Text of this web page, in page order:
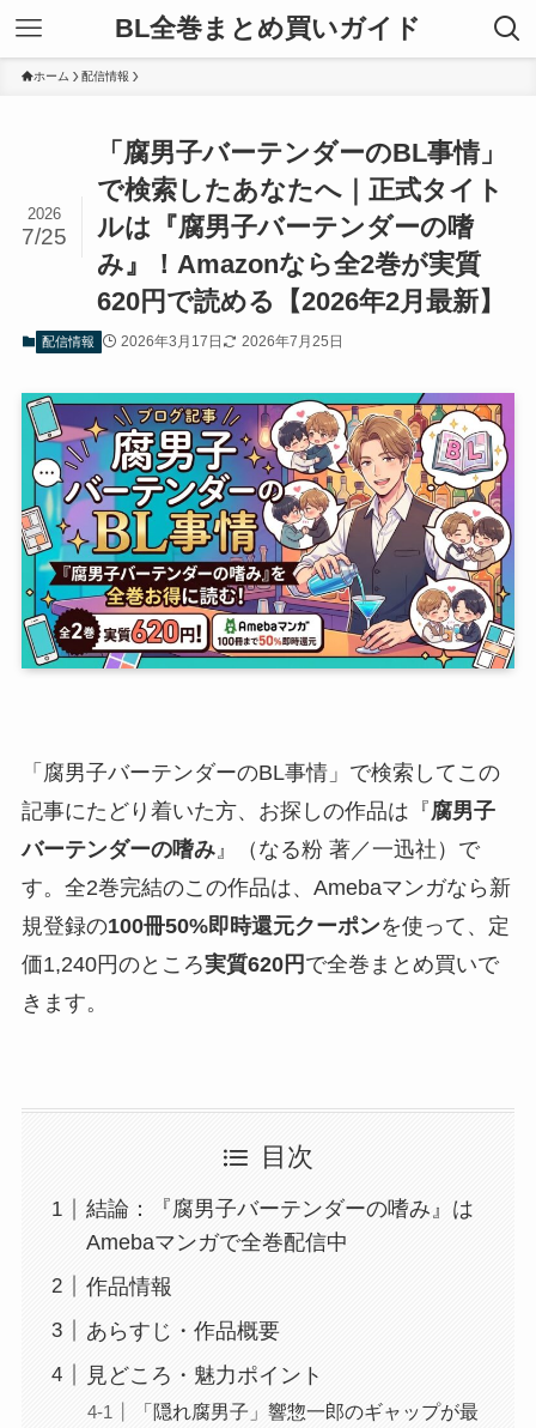
BL全巻まとめ買いガイド
ホーム 配信情報
「腐男子バーテンダーのBL事情」
で検索したあなたへ｜正式タイト
ルは『腐男子バーテンダーの嗜
み』！Amazonなら全2巻が実質
620円で読める【2026年2月最新】
2026
7/25
配信情報 2026年3月17日 2026年7月25日
「腐男子バーテンダーのBL事情」で検索してこの
記事にたどり着いた方、お探しの作品は『腐男子
バーテンダーの嗜み』（なる粉 著／一迅社）で
す。全2巻完結のこの作品は、Amebaマンガなら新
規登録の100冊50%即時還元クーポンを使って、定
価1,240円のところ実質620円 で全巻まとめ買いで
きます。
目次
結論：『腐男子バーテンダーの嗜み』は
Amebaマンガで全巻配信中
作品情報
あらすじ・作品概要
見どころ・魅力ポイント
「隠れ腐男子」響惣一郎のギャップが最